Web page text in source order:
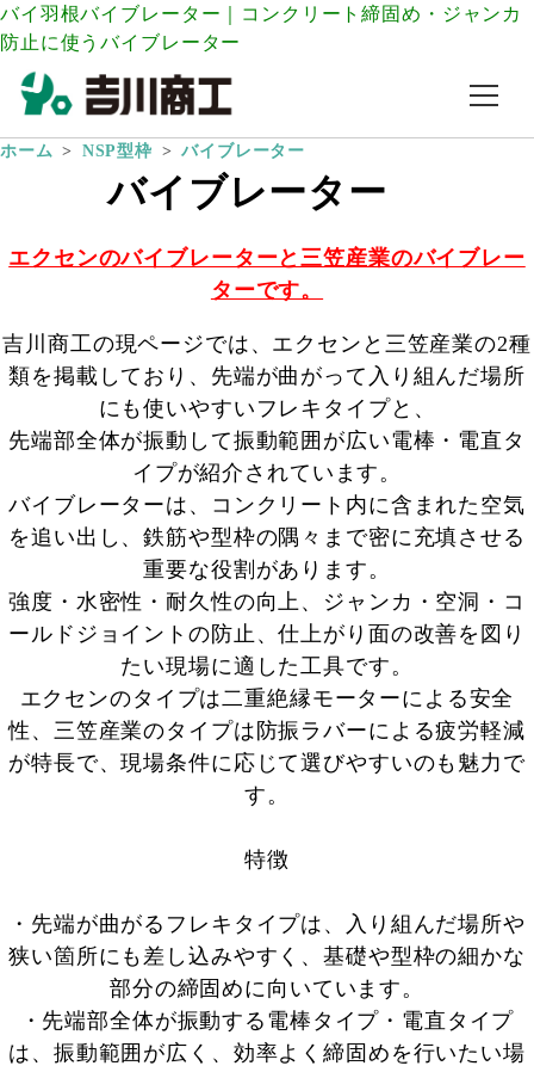
バイ羽根バイブレーター｜コンクリート締固め・ジャンカ
防止に使うバイブレーター
ホーム NSP型枠 バイブレーター
バイブレーター
エクセンのバイブレーターと三笠産業のバイブレー
ターです。
吉川商工の現ページでは、エクセンと三笠産業の2種
類を掲載しており、先端が曲がって入り組んだ場所
にも使いやすいフレキタイプと、
先端部全体が振動して振動範囲が広い電棒・電直タ
イプが紹介されています。
バイブレーターは、コンクリート内に含まれた空気
を追い出し、鉄筋や型枠の隅々まで密に充填させる
重要な役割があります。
強度・水密性・耐久性の向上、ジャンカ・空洞・コ
ールドジョイントの防止、仕上がり面の改善を図り
たい現場に適した工具です。
エクセンのタイプは二重絶縁モーターによる安全
性、三笠産業のタイプは防振ラバーによる疲労軽減
が特長で、現場条件に応じて選びやすいのも魅力で
す。
特徴
・先端が曲がるフレキタイプは、入り組んだ場所や
狭い箇所にも差し込みやすく、基礎や型枠の細かな
部分の締固めに向いています。
・先端部全体が振動する電棒タイプ・電直タイプ
は、振動範囲が広く、効率よく締固めを行いたい場